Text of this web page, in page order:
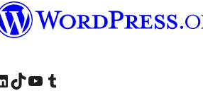
зочилно ууVisit our TikTok account
Манай YouTube сувгаар зочилно уу Visit our Tumblr account